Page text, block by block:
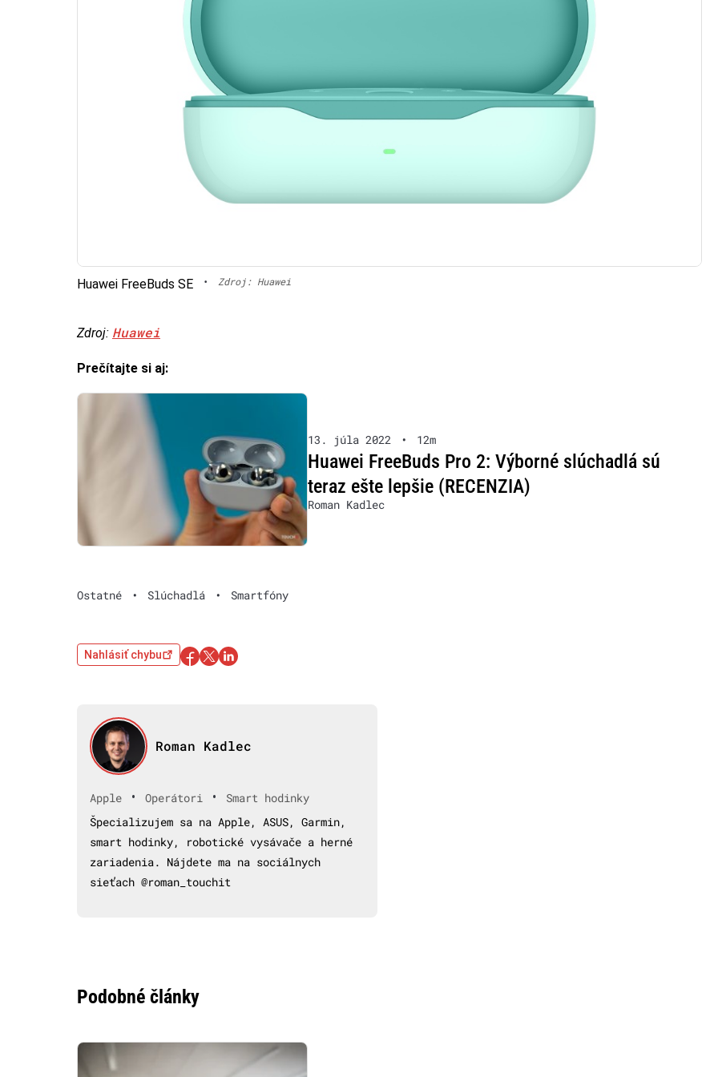
Huawei FreeBuds SE • Zdroj: Huawei
Zdroj: Huawei
Prečítajte si aj:
13. júla 2022 • 12m
Huawei FreeBuds Pro 2: Výborné slúchadlá sú
teraz ešte lepšie (RECENZIA)
Roman Kadlec
Ostatné • Slúchadlá • Smartfóny
Nahlásiť chybu
Roman Kadlec
Apple • Operátori •
Smart hodinky
Špecializujem sa na Apple, ASUS, Garmin,
smart hodinky, robotické vysávače a herné
zariadenia. Nájdete ma na sociálnych
sieťach @roman_touchit
Podobné články